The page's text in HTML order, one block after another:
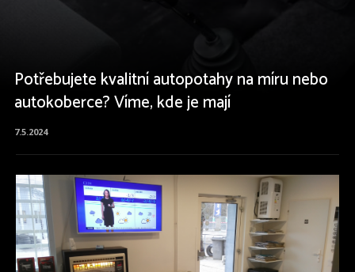
Potřebujete kvalitní autopotahy na míru nebo
autokoberce? Víme, kde je mají
7.5.2024